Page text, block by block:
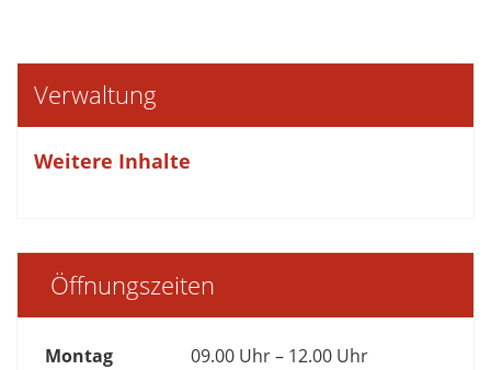
Verwaltung
Weitere Inhalte
Öffnungszeiten
Montag 09.00 Uhr – 12.00 Uhr